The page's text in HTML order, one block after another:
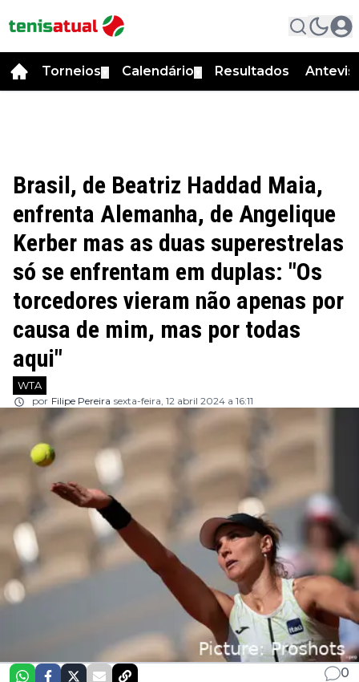
Torneios Calendário Resultados
Brasil, de Beatriz Haddad Maia,
enfrenta Alemanha, de Angelique
Kerber mas as duas superestrelas
só se enfrentam em duplas: "Os
torcedores vieram não apenas por
causa de mim, mas por todas
aqui"
WTA
por Filipe Pereira sexta-feira, 12 abril 2024 a 16:11
0